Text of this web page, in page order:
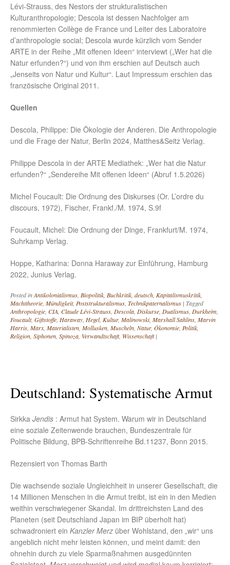
Lévi-Strauss, des Nestors der strukturalistischen
Kulturanthropologie; Descola ist dessen Nachfolger am
renommierten Collège de France und Leiter des Laboratoire
d’anthropologie social; Descola wurde kürzlich vom Sender
ARTE in der Reihe „Mit offenen Ideen“ interviewt („Wer hat die
Natur erfunden?“) und von ihm erschien auf Deutsch auch
„Jenseits von Natur und Kultur“. Laut Impressum erschien das
französische Original 2011.
Quellen
Descola, Philippe: Die Ökologie der Anderen. Die Anthropologie
und die Frage der Natur, Berlin 2024, Matthes&Seitz Verlag.
Philippe Descola in der ARTE Mediathek: „Wer hat die Natur
erfunden?“ „Sendereihe Mit offenen Ideen“ (Abruf 1.5.2026)
Michel Foucault: Die Ordnung des Diskurses (Or. L’ordre du
discours, 1972), Fischer, Frankf./M. 1974, S.9f
Foucault, Michel: Die Ordnung der Dinge, Frankfurt/M. 1974,
Suhrkamp Verlag.
Hoppe, Katharina: Donna Haraway zur Einführung, Hamburg
2022, Junius Verlag.
Posted inAntikolonialismus, Biopolitik, Buchkritik, deutsch, Kapitalismuskritik,
Machttheorie, Mündigkeit, Poststrukturalismus, Technikpaternalismus | Tagged
Anthropologie, CIA, Claude Lévi-Strauss, Descola, Diskurse, Dualismus, Durkheim,
Foucault, Giftstoffe, Haraway, Hegel, Kultur, Malinowski, Marshall Sahlins, Marvin
Harris, Marx, Materialisten, Mollusken, Muscheln, Natur, Ökonomie, Politik,
Religion, Siphonen, Spinoza, Verwandtschaft, Wissenschaft |
Deutschland: Systematische Armut
Sirkka Jendis : Armut hat System. Warum wir in Deutschland
eine soziale Zeitenwende brauchen, Bundeszentrale für
Politische Bildung, BPB-Schriftenreihe Bd.11237, Bonn 2015.
Rezensiert von Thomas Barth
Die wachsende soziale Ungleichheit in unserer Gesellschaft, die
14 Millionen Menschen in die Armut treibt, ist ein in den Medien
weithin verschwiegener Skandal. Im drittreichsten Land des
Planeten (seit Deutschland Japan im BIP überholt hat)
schwadroniert ein Kanzler Merz über Wohlstand, den „wir“ uns
angeblich nicht mehr leisten können, und meint damit: den
ohnehin durch zu viele Sparmaßnahmen ausgedünnten